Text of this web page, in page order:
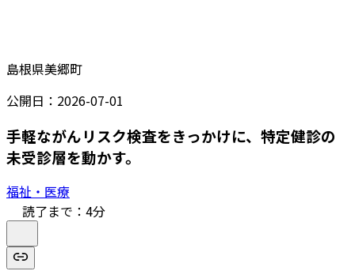
島根県美郷町
公開日： 2026-07-01
手軽ながんリスク検査をきっかけに、特定健診の
未受診層を動かす。
福祉・医療
読了まで： 4分